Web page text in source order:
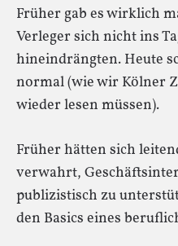
Früher gab es wirklich
Verleger sich nicht ins
hineindrängten. Heute
normal (wie wir Kölner
wieder lesen müssen).
Früher hätten sich
verwahrt,
publizistisch zu
den Basics eines